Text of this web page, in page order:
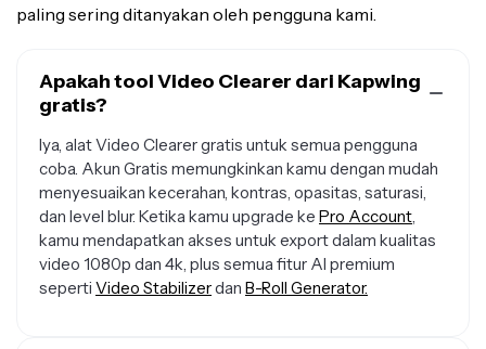
paling sering ditanyakan oleh pengguna kami.
Apakah tool Video Clearer dari Kapwing
gratis?
Iya, alat Video Clearer gratis untuk semua pengguna
coba. Akun Gratis memungkinkan kamu dengan mudah
menyesuaikan kecerahan, kontras, opasitas, saturasi,
dan level blur. Ketika kamu upgrade ke Pro Account
kamu mendapatkan akses untuk export dalam kualitas
video 1080p dan 4k, plus semua fitur AI premium
seperti Video Stabilizerdan B-Roll Generator.